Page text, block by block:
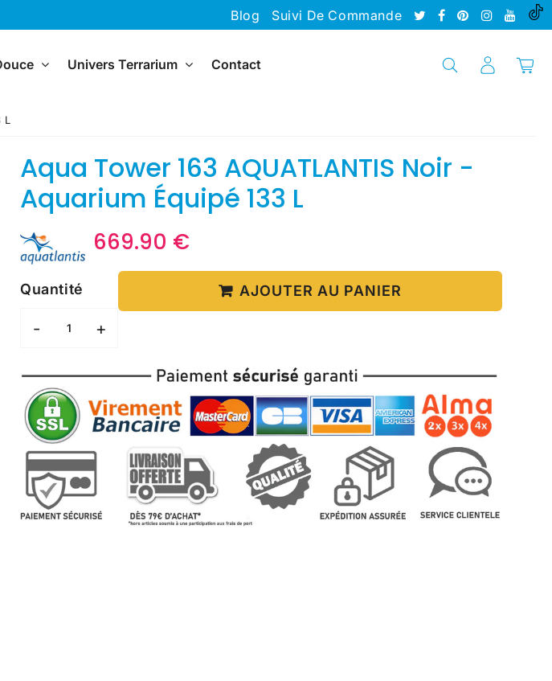
Blog Suivi De Commande
Univers Terrarium Contact
L
Aqua Tower 163 AQUATLANTIS Noir -
Aquarium Équipé 133 L
669.90 €669.90
€price
Quantité
- +
AJOUTER AU PANIER